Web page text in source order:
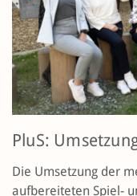
PluS:
Die Umsetzung der
aufbereiteten Spiel-